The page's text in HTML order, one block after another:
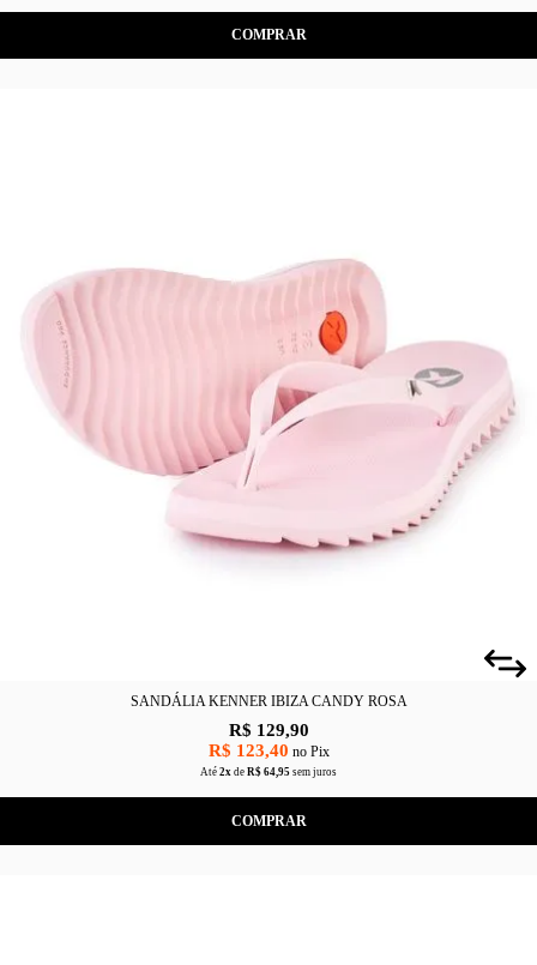
COMPRAR
SANDÁLIA KENNER IBIZA CANDY ROSA
R$ 129,90
R$ 123,40 no Pix
Até 2x de R$ 64,95 sem juros
COMPRAR